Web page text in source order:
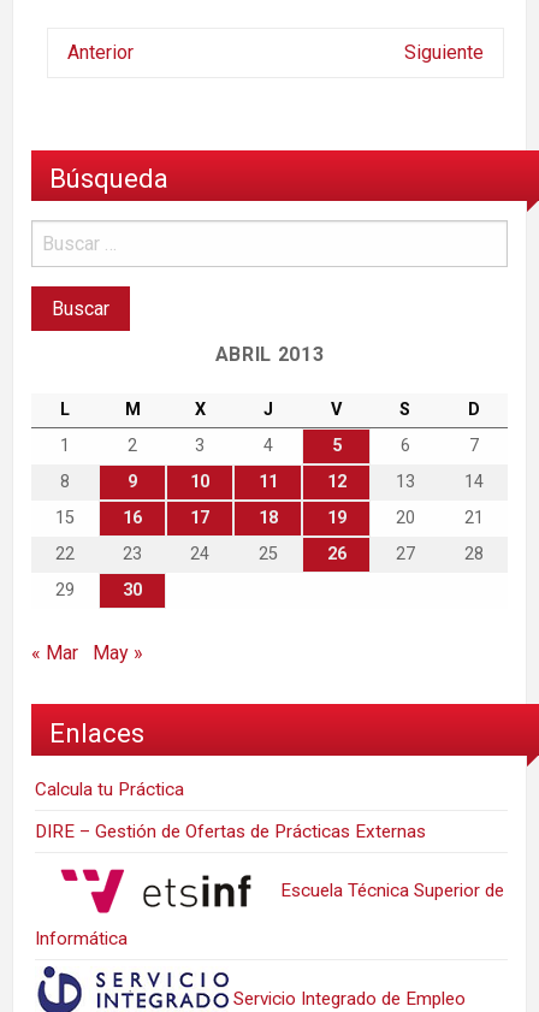
Anterior Siguiente
Búsqueda
ABRIL 2013
L M X J V S
D
1
2 3 4 5 6
7
8
9 10 11 12 13
14
15
16 17 18 19 20
21
22
23 24 25 26 27
28
29
30
« Mar May »
Enlaces
Calcula tu Práctica
DIRE – Gestión de Ofertas de Prácticas Externas
Escuela Técnica Superior de
Informática
Servicio Integrado de Empleo